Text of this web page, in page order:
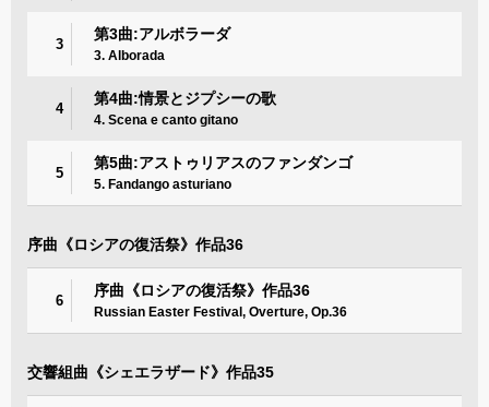
3
第3曲:アルボラーダ
3. Alborada
4
第4曲:情景とジプシーの歌
4. Scena e canto gitano
5
第5曲:アストゥリアスのファンダンゴ
5. Fandango asturiano
序曲《ロシアの復活祭》作品36
6
序曲《ロシアの復活祭》作品36
Russian Easter Festival, Overture, Op.36
交響組曲《シェエラザード》作品35